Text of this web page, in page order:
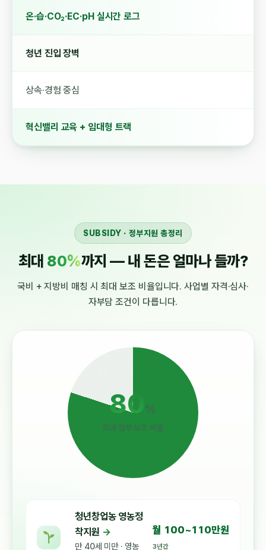
온·습·CO₂·EC·pH 실시간 로그
청년 진입 장벽
상속·경험 중심
혁신밸리 교육 + 임대형 트랙
SUBSIDY · 정부지원 총정리
최대 80%까지 — 내 돈은 얼마나 들까?
국비 + 지방비 매칭 시 최대 보조 비율입니다. 사업별 자격·심사·
자부담 조건이 다릅니다.
80 %
최대 정부 보조 비율
청년창업농 영농정
착지원 →
만 40세 미만 · 영농
월 100~110만원
3년간